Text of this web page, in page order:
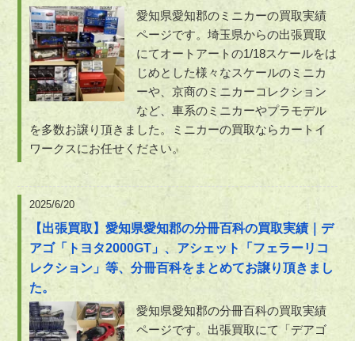
愛知県愛知郡のミニカーの買取実績
ページです。埼玉県からの出張買取
にてオートアートの1/18スケールをは
じめとした様々なスケールのミニカ
ーや、京商のミニカーコレクション
など、車系のミニカーやプラモデル
を多数お譲り頂きました。ミニカーの買取ならカートイ
ワークスにお任せください。
2025/6/20
【出張買取】愛知県愛知郡の分冊百科の買取実績｜デ
アゴ「トヨタ2000GT」、アシェット「フェラーリコ
レクション」等、分冊百科をまとめてお譲り頂きまし
た。
愛知県愛知郡の分冊百科の買取実績
ページです。出張買取にて「デアゴ